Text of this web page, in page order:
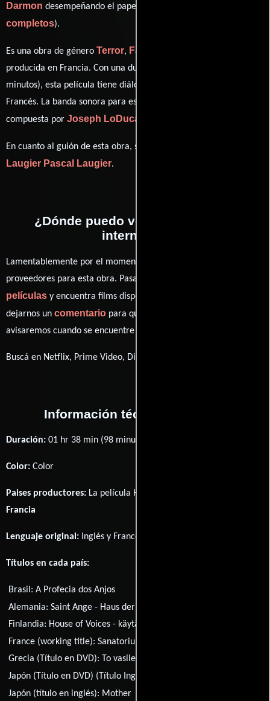
Darmon desempeñando el papel de Mathilde (
completos).
Es una obra de género Terror, Fantasía
producida en Francia. Con una duración de 01 hr 38 min (98
minutos), esta película tiene diálogos originales en
Francés. La banda sonora para esta producción ha sido
compuesta por Joseph LoDuca
En cuanto al guión de esta obra, se encuentra a cargo de
Laugier Pascal Laugier.
¿Dónde puedo ver la películas El
internado?
Lamentablemente por el momento no contamos con enlaces a
proveedores para esta obra. Pasa por nuestro catálogo de
películas y encuentra films disponibles. También puedes
dejarnos un comentario para que le demos prioridad y te
avisaremos cuando se encuentre disponible
Buscá en Netflix, Prime Video, Disney+
Información técnica y general
Duración: 01 hr 38 min (98 minutos) .
Color: Color
Paises productores: La película House of Voices fué producida en
Francia
Lenguaje original: Inglés y Francés
Títulos en cada país:
Brasil:A Profecia dos Anjos
Alemania:Saint Ange - Haus der Stimmen
Finlandia: House of Voices - käytävien kaiku
France (working title):Sanatorium
Grecia (Título en DVD): To vasileio ton nekron
Japón (Título en DVD) (Título Inglés):
Japón (título en inglés): Mother